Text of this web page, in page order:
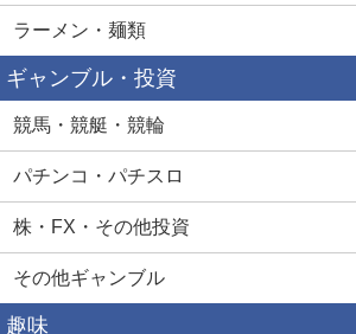
ラーメン・麺類
ギャンブル・投資
競馬・競艇・競輪
パチンコ・パチスロ
株・FX・その他投資
その他ギャンブル
趣味